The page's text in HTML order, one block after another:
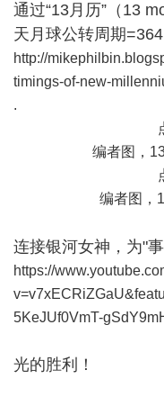
通过“13月历”（13
天月球公转周期
http://
timings-of-new-
.
编者图，
编者图，
连接银河女神，为"
https://
5KeJUf0VmT-
光的胜利！